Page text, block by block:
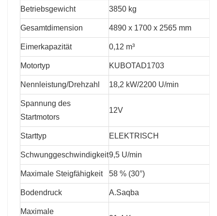
reduziert Ausfallzeiten.
Betriebsgewicht 3850 kg
Gesamtdimension 4890 x 1700 x 2565 mm
Eimerkapazität 0,12 m³
Motortyp KUBOTAD1703
Nennleistung/Drehzahl 18,2 kW/2200 U/min
Spannung des
Startmotors
12V
Starttyp ELEKTRISCH
Schwunggeschwindigkeit9,5 U/min
Maximale Steigfähigkeit 58 % (30°)
Bodendruck A.Saqba
Maximale